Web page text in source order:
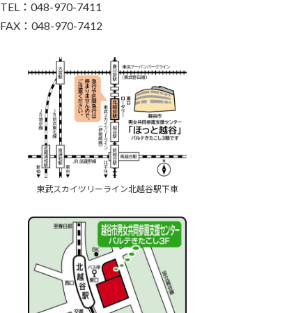
TEL：048-970-7411
FAX：048-970-7412
東武スカイツリーライン北越谷駅下車